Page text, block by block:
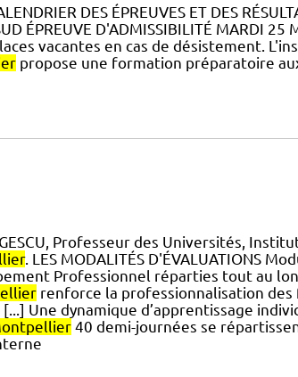
DES ÉPREUVES ET DES
ÉPREUVE D'ADMISSIBILITÉ MARDI 25
vacantes en cas de désistement.
propose une formation préparatoire
Professeur des Universités,
. LES MODALITÉS D'ÉVALUATIONS
Professionnel réparties tout au
renforce la professionnalisation des
Une dynamique d’apprentissage
40 demi-journées se